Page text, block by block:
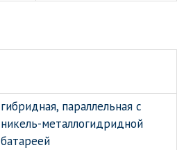
гибридная, параллельная с
никель-металлогидридной
батареей